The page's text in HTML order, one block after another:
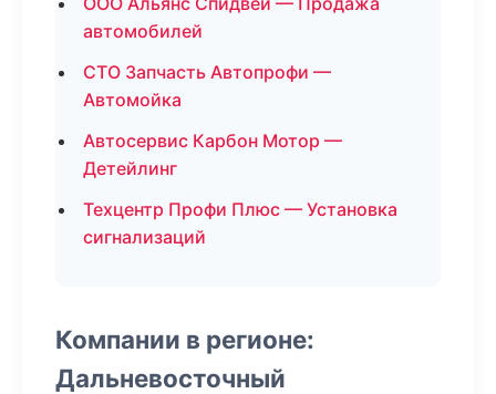
автомобилей
СТО Запчасть Автопрофи —
Автомойка
Автосервис Карбон Мотор —
Детейлинг
Техцентр Профи Плюс — Установка
сигнализаций
Компании в регионе:
Дальневосточный